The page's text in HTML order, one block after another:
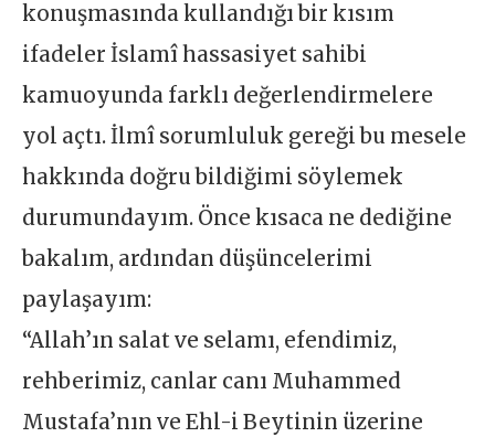
konuşmasında kullandığı bir kısım
ifadeler İslamî hassasiyet sahibi
kamuoyunda farklı değerlendirmelere
yol açtı. İlmî sorumluluk gereği bu mesele
hakkında doğru bildiğimi söylemek
durumundayım. Önce kısaca ne dediğine
bakalım, ardından düşüncelerimi
paylaşayım:
“Allah’ın salat ve selamı, efendimiz,
rehberimiz, canlar canı Muhammed
Mustafa’nın ve Ehl-i Beytinin üzerine